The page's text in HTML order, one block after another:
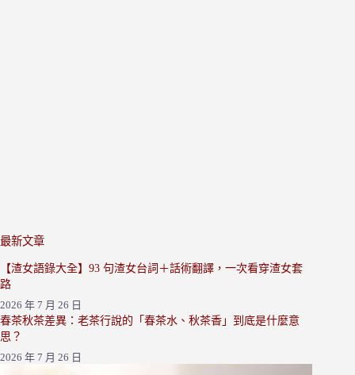
最新文章
【渣女語錄大全】93 句渣女台詞＋話術翻譯，一次看穿渣女套
路
2026 年 7 月 26 日
春茶秋茶差異：老茶行說的「春茶水、秋茶香」到底是什麼意
思？
2026 年 7 月 26 日